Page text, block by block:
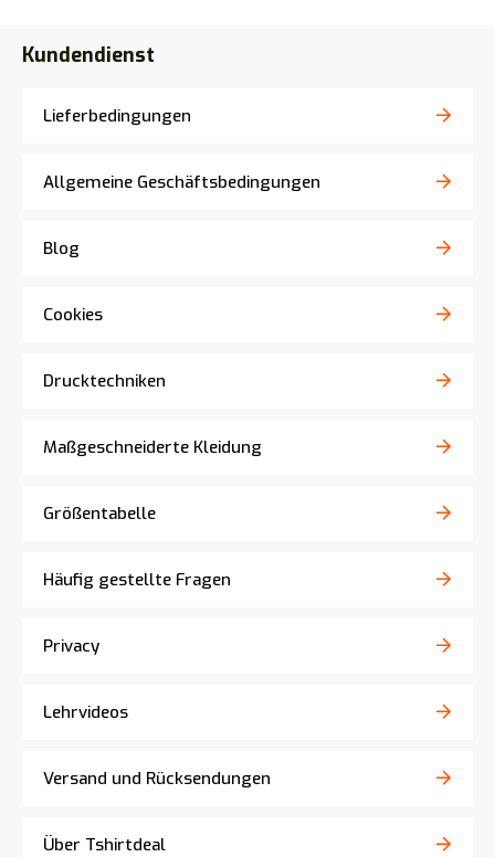
Kundendienst
Lieferbedingungen
Allgemeine Geschäftsbedingungen
Blog
Cookies
Drucktechniken
Maßgeschneiderte Kleidung
Größentabelle
Häufig gestellte Fragen
Privacy
Lehrvideos
Versand und Rücksendungen
Über Tshirtdeal